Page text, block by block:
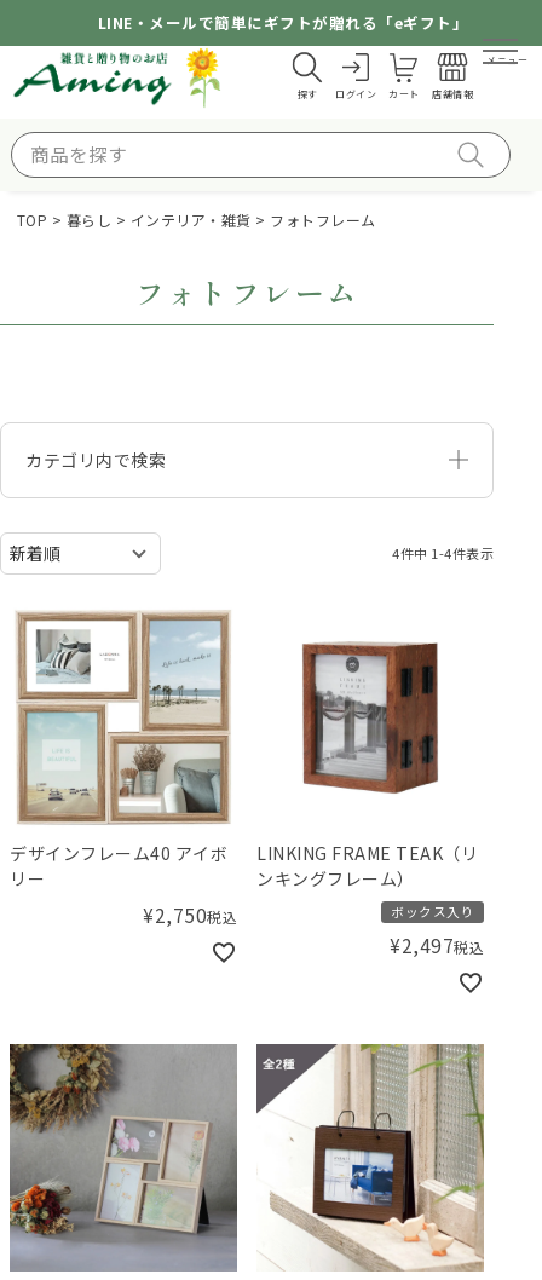
LINE・メールで簡単にギフトが贈れる「eギフト」
探す ログイン カート 店舗情報
メニュー
TOP 暮らし インテリア・雑貨 フォトフレーム
フォトフレーム
カテゴリ内で検索
4件中 1-4件表示
デザインフレーム40 アイボ
リー
¥2,750税込
LINKING FRAME TEAK（リ
ンキングフレーム）
ボックス入り
¥2,497税込